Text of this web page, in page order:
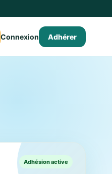
Connexion Adhérer
Adhésion active